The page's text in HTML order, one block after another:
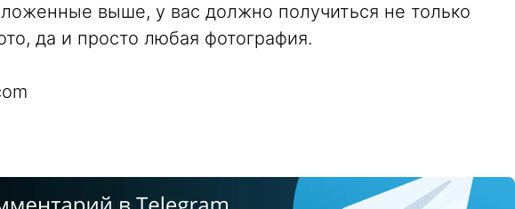
выше, у вас должно получиться не только
да и просто любая фотография.